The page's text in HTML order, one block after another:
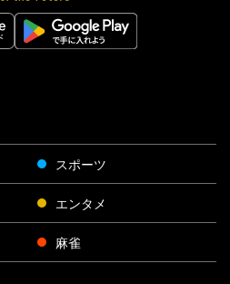
スポーツ
エンタメ
麻雀